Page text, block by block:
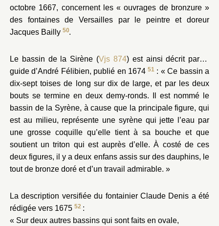
octobre 1667, concernent les « ouvrages de bronzure »
des fontaines de Versailles par le peintre et doreur
Jacques Bailly 50.
Le bassin de la Sirène (Vjs 874) est ainsi décrit par le
guide d’André Félibien, publié en 1674 51: « Ce bassin a
dix-sept toises de long sur dix de large, et par les deux
bouts se termine en deux demy-ronds. Il est nommé le
bassin de la Syrène, à cause que la principale figure, qui
est au milieu, représente une syrène qui jette l’eau par
une grosse coquille qu’elle tient à sa bouche et que
soutient un triton qui est auprès d’elle. À costé de ces
deux figures, il y a deux enfans assis sur des dauphins, le
tout de bronze doré et d’un travail admirable. »
La description versifiée du fontainier Claude Denis a été
rédigée vers 1675 52:
« Sur deux autres bassins qui sont faits en ovale,